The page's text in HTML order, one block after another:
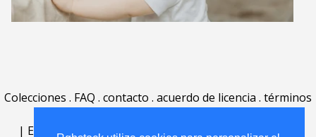
Colecciones . FAQ . contacto . acuerdo de licencia . términos
| English | Deutsch| Español Português